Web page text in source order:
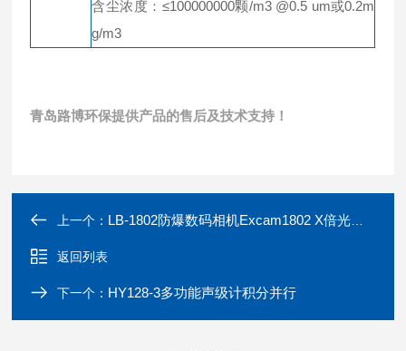
含尘浓度：≤100000000颗/m3 @0.5 um或0.2m
g/m3
青岛路博环保提供产品的售后及技术支持！
上一个： LB-1802防爆数码相机Excam1802 X倍光学变焦
返回列表
下一个： HY128-3多功能声级计积分并行